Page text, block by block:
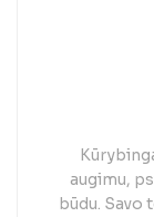
augimu,
būdu.